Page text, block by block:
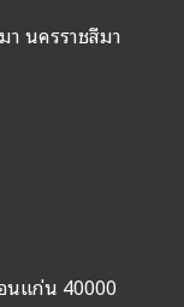
า นครราชสีมา
นแก่น 40000